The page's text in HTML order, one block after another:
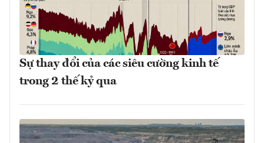
Sự thay đổi của các siêu cường kinh tế
trong 2 thế kỷ qua